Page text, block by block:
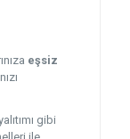
eşsiz
gibi